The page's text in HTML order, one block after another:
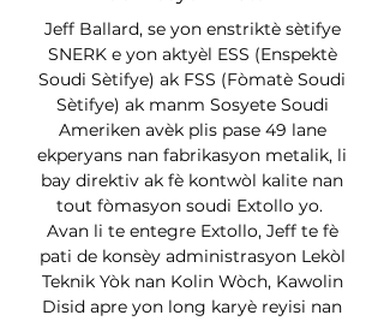
Jeff Ballard, se yon enstriktè sètifye
SNERK e yon aktyèl ESS (Enspektè
Soudi Sètifye) ak FSS (Fòmatè Soudi
Sètifye) ak manm Sosyete Soudi
Ameriken avèk plis pase 49 lane
ekperyans nan fabrikasyon metalik, li
bay direktiv ak fè kontwòl kalite nan
tout fòmasyon soudi Extollo yo.
Avan li te entegre Extollo, Jeff te fè
pati de konsèy administrasyon Lekòl
Teknik Yòk nan Kolin Wòch, Kawolin
Disid apre yon long karyè reyisi nan